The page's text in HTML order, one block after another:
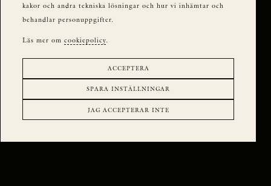
kakor och andra tekniska lösningar och hur vi inhämtar och
behandlar personuppgifter.
Läs mer om cookiepolicy
JAG ACCEPTERAR INTE
SPARA INSTÄLLNINGAR
ACCEPTERA